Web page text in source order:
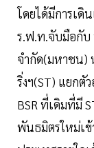
โดยได้มีการเดิ
ร.ฟ.ท.จับมือกับ
จำกัด(มหาชน)
ริ่งฯ(ST) แยกตั
BSR ที่เดิมที่มี
พันธมิตรใหม่เข้